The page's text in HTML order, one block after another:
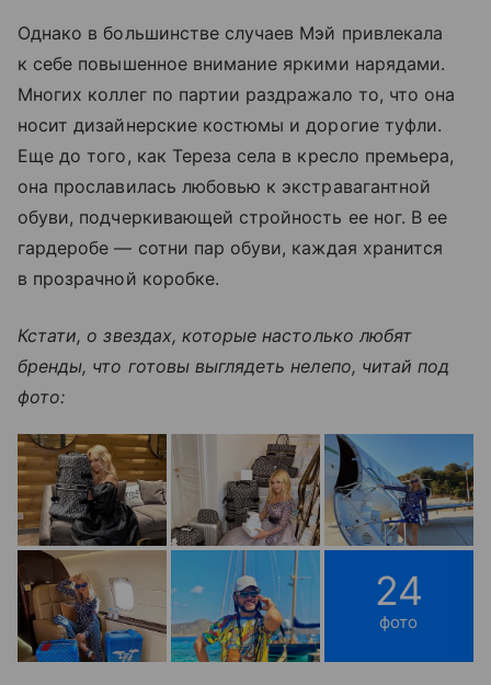
Однако в большинстве случаев Мэй привлекала
к себе повышенное внимание яркими нарядами.
Многих коллег по партии раздражало то, что она
носит дизайнерские костюмы и дорогие туфли.
Еще до того, как Тереза села в кресло премьера,
она прославилась любовью к экстравагантной
обуви, подчеркивающей стройность ее ног. В ее
гардеробе — сотни пар обуви, каждая хранится
в прозрачной коробке.
Кстати, о звездах, которые настолько любят
бренды, что готовы выглядеть нелепо, читай под
фото:
24
фото